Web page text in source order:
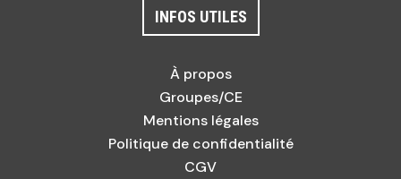
INFOS UTILES
À propos
Groupes/CE
Mentions légales
Politique de confidentialité
CGV